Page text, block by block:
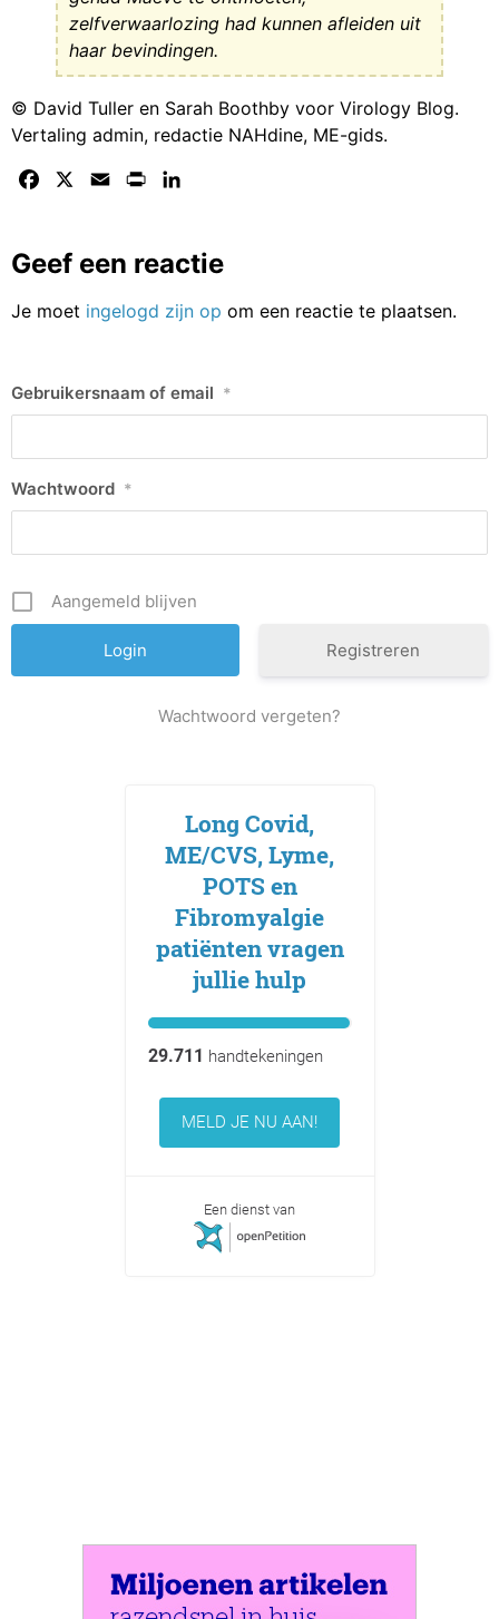
zelfverwaarlozing had kunnen afleiden uit
haar bevindingen.
© David Tuller en Sarah Boothby voor Virology Blog.
Vertaling admin, redactie NAHdine, ME-gids.
Facebook Email Print
Geef een reactie
Je moet ingelogd zijn op om een reactie te plaatsen.
Gebruikersnaam of email *
Wachtwoord *
Aangemeld blijven
Registreren
Wachtwoord vergeten?
Long Covid,
ME/CVS, Lyme,
POTS en
Fibromyalgie
patiënten vragen
jullie hulp
29.711 handtekeningen
MELD JE NU AAN!
Een dienst van